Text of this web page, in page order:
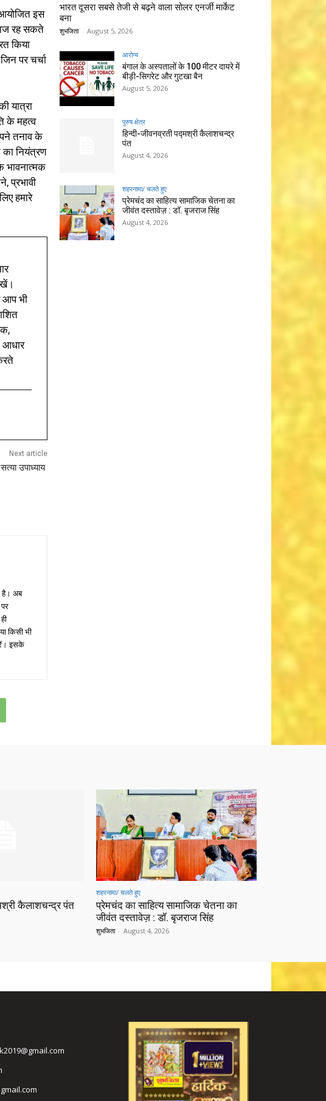
इस
रह सकते
किया
पर चर्चा
यात्रा
के महत्व
तनाव के
नियंत्रण
भावनात्मक
प्रभावी
हमारे
आप भी
आधार
Next article
उपाध्याय
है। अब
किसी भी
इसके
भारत दूसरा सबसे तेजी से बढ़ने वाला सोलर एनर्जी मार्केट
बना
शुभजिता - August 5, 2026
आरोग्य
बंगाल के अस्पतालों के 100 मीटर दायरे में
बीड़ी-सिगरेट और गुटखा बैन
August 5, 2026
पुरुष क्षेत्र
हिन्‍दी-जीवनव्रती पद्मश्री कैलाशचन्‍द्र
पंत
August 4, 2026
शहरनामा/ चलते हुए
प्रेमचंद का साहित्य सामाजिक चेतना का
जीवंत दस्तावेज़ : डॉ. बृजराज सिंह
August 4, 2026
कैलाशचन्‍द्र पंत
शहरनामा/ चलते हुए
प्रेमचंद का साहित्य सामाजिक चेतना का
जीवंत दस्तावेज़ : डॉ. बृजराज सिंह
शुभजिता - August 4, 2026